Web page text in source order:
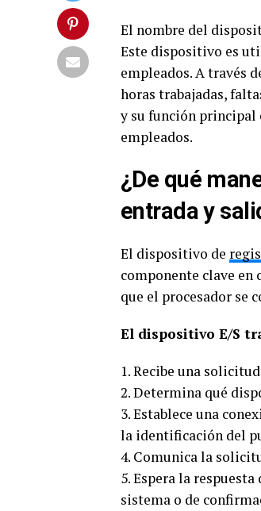
El nombre del
Este dispositivo es
empleados. A través
horas trabajadas,
y su función principal
empleados.
¿De qué
entrada y
El dispositivo de
componente clave
que el procesador se
El dispositivo E/S
1. Recibe una
2. Determina qué
3. Establece una
la identificación del
4. Comunica la
5. Espera la
sistema o de